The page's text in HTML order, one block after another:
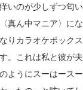
いのが少しずつ匂
真ん中マニア〉に
りカラオケボック
。これは私と彼が
ようにスーはース